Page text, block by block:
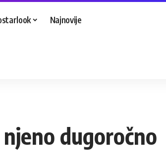
Najnovije
dugoročno